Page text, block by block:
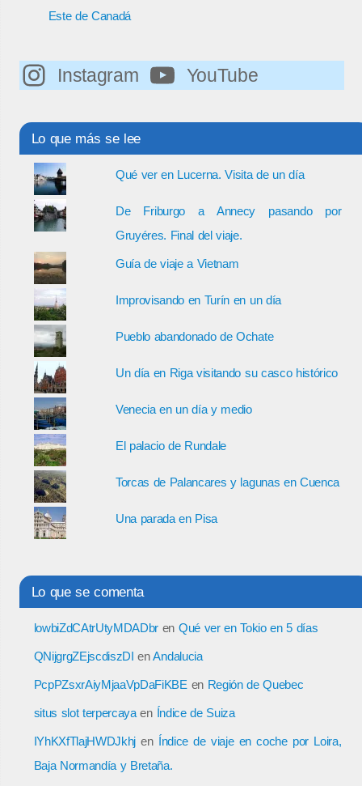
Este de Canadá
Instagram YouTube
Lo que más se lee
Qué ver en Lucerna. Visita de un día
De Friburgo a Annecy pasando por
Gruyéres. Final del viaje.
Guía de viaje a Vietnam
Improvisando en Turín en un día
Pueblo abandonado de Ochate
Un día en Riga visitando su casco histórico
Venecia en un día y medio
El palacio de Rundale
Torcas de Palancares y lagunas en Cuenca
Una parada en Pisa
Lo que se comenta
lowbiZdCAtrUtyMDADbr en Qué ver en Tokio en 5 días
QNijgrgZEjscdiszDI enAndalucia
PcpPZsxrAiyMjaaVpDaFiKBE en Región de Quebec
situs slot terpercayaen Índice de Suiza
IYhKXfTlajHWDJkhj en Índice de viaje en coche por Loira,
Baja Normandía y Bretaña.